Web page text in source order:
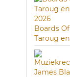
Boards
Taroug
James